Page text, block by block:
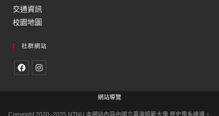
交通資訊
校園地圖
社群網站
網站導覽
Copyright 2020 -2025 NTNU 本網站內容由國立臺灣師範大學 歷史學系維護。